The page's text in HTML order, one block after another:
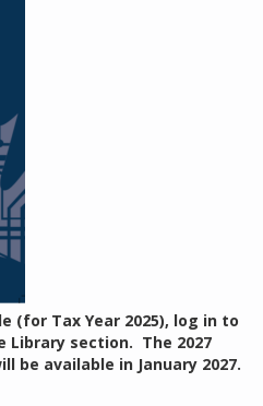
(for Tax Year 2025), log in to
Library section. The 2027
be available in January 2027.